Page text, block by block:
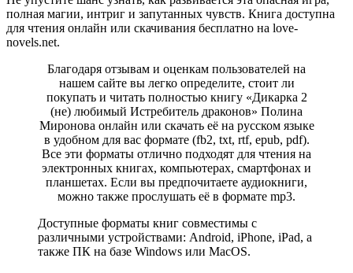
полная магии, интриг и запутанных чувств. Книга доступна
для чтения онлайн или скачивания бесплатно на love-
novels.net.
Благодаря отзывам и оценкам пользователей на
нашем сайте вы легко определите, стоит ли
покупать и читать полностью книгу «Дикарка 2
(не) любимый Истребитель драконов» Полина
Миронова онлайн или скачать её на русском языке
в удобном для вас формате (fb2, txt, rtf, epub, pdf).
Все эти форматы отлично подходят для чтения на
электронных книгах, компьютерах, смартфонах и
планшетах. Если вы предпочитаете аудиокниги,
можно также прослушать её в формате mp3.
Доступные форматы книг совместимы с
различными устройствами: Android, iPhone, iPad, а
также ПК на базе Windows или MacOS.